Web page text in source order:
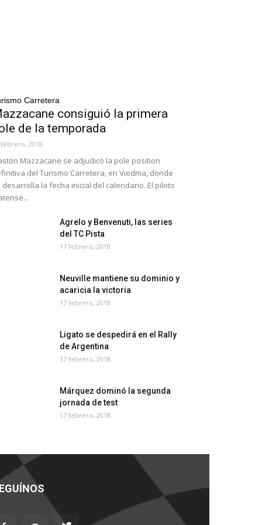
Carretera
consiguió la primera
de la temporada
febrero, 2018
Mazzacane se adjudicó la pole position
del Turismo Carretera, en Viedma, donde
desarrolla la fecha inicial del calendario. El piloto
Agrelo y Benvenuti, las series
del TC Pista
17 febrero, 2018
Neuville mantiene su dominio y
acaricia la victoria
17 febrero, 2018
Ligato se despedirá en el Rally
de Argentina
17 febrero, 2018
Márquez dominó la segunda
jornada de test
17 febrero, 2018